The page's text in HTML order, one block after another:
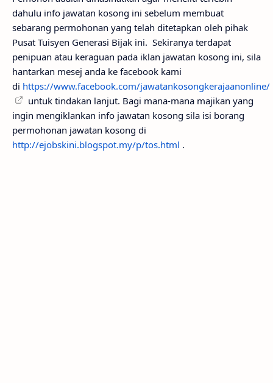
dahulu info jawatan kosong ini sebelum membuat
sebarang permohonan yang telah ditetapkan oleh pihak
Pusat Tuisyen Generasi Bijak ini. Sekiranya terdapat
penipuan atau keraguan pada iklan jawatan kosong ini, sila
hantarkan mesej anda ke facebook kami
di https://www.facebook.com/jawatankosongkerajaanonline/
untuk tindakan lanjut. Bagi mana-mana majikan yang
ingin mengiklankan info jawatan kosong sila isi borang
permohonan jawatan kosong di
http://ejobskini.blogspot.my/p/tos.html .